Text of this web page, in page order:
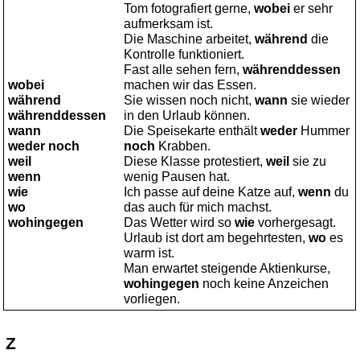
wobei
während
währenddessen
wann
weder noch
weil
wenn
wie
wo
wohingegen
Tom fotografiert gerne,wobeier sehr
aufmerksam ist.
Die Maschine arbeitet,während die
Kontrolle funktioniert.
Fast alle sehen fern,währenddessen
machen wir das Essen.
Sie wissen noch nicht,wann sie wieder
in den Urlaub können.
Die Speisekarte enthältweder Hummer
noch Krabben.
Diese Klasse protestiert,weil sie zu
wenig Pausen hat.
Ich passe auf deine Katze auf,wenn du
das auch für mich machst.
Das Wetter wird sowie vorhergesagt.
Urlaub ist dort am begehrtesten,wo es
warm ist.
Man erwartet steigende Aktienkurse,
wohingegen noch keine Anzeichen
vorliegen.
Z